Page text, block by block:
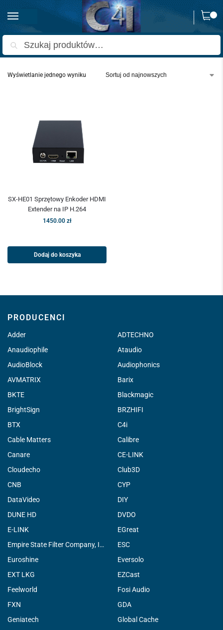
0
Strona główna Produkty oznaczone “streamer RTMP”
Wyświetlanie jednego wyniku
SX-HE01 Sprzętowy Enkoder HDMI
Extender na IP H.264
1450.00 zł
Dodaj do koszyka
PRODUCENCI
Adder
ADTECHNO
Anaudiophile
Ataudio
AudioBlock
Audiophonics
AVMATRIX
Barix
BKTE
Blackmagic
BrightSign
BRZHIFI
BTX
C4i
Cable Matters
Calibre
Canare
CE-LINK
Cloudecho
Club3D
CNB
CYP
DataVideo
DIY
DUNE HD
DVDO
E-LINK
EGreat
Empire State Filter Company, INC.
ESC
Euroshine
Eversolo
EXT LKG
EZCast
Feelworld
Fosi Audio
FXN
GDA
Geniatech
Global Cache